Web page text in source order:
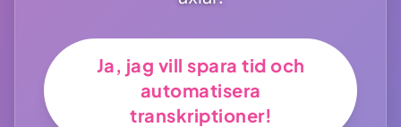
Ja, jag vill spara tid och
automatisera
transkriptioner!